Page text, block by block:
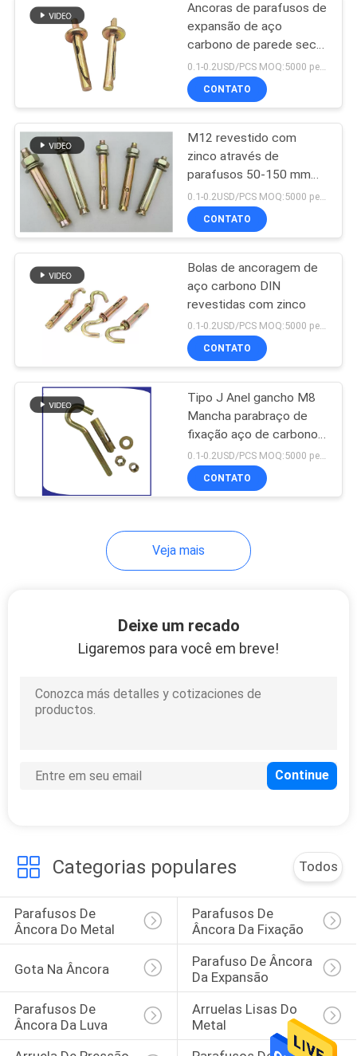
Rod rosqueado
completo
32
Parafusos de furo
do auto
64
parafuso de âncora
químico
Parafusos de
cabeça
Parafusos e
prendedores
70
26
Ancoras de parafusos de
expansão de aço
carbono de parede seca
M6 amarelo revestido de
zinco
CONTATO
M12 revestido com
zinco através de
parafusos 50-150 mm
de comprimento
CONTATO
Bolas de ancoragem de
aço carbono DIN
revestidas com zinco
0.1-0.2USD/PCS MOQ:5000 peças
CONTATO
Tipo J Anel gancho M8
Mancha parabraço de
fixação aço de carbono
revestido com zinco
0.1-0.2USD/PCS MOQ:5000 peças
CONTATO
Veja mais
Deixe um recado
Ligaremos para você em breve!
Categorias populares Todos
Parafusos De
Âncora Do Metal
Parafusos De
Âncora Da Fixação
Gota Na Âncora
Parafuso De Âncora
Da Expansão
Parafusos De
Âncora Da Luva
Arruelas Lisas Do
Metal